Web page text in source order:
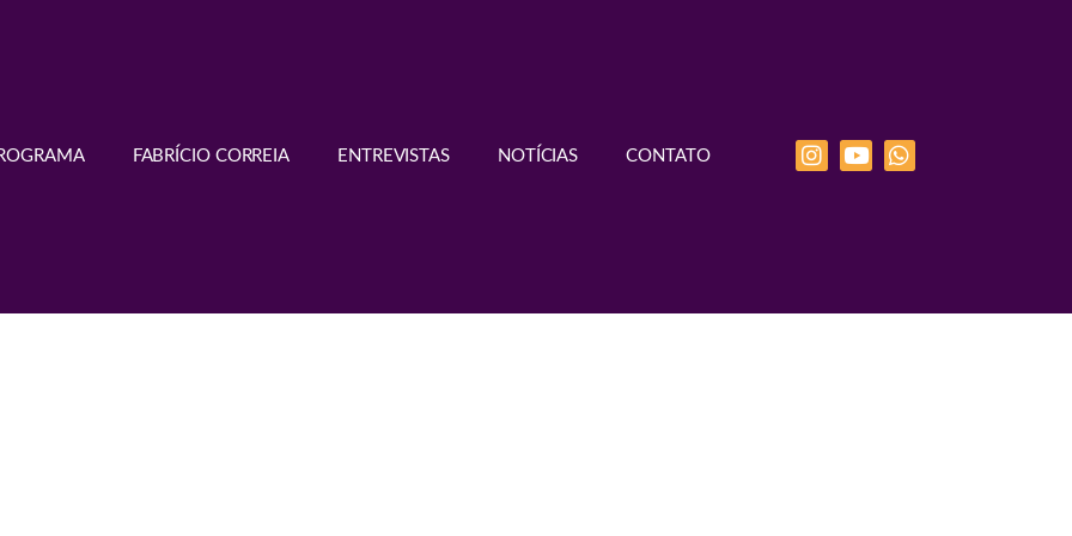
FABRÍCIO CORREIA ENTREVISTAS NOTÍCIAS CONTATO